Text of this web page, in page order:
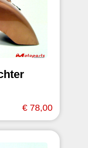
€ 78,00